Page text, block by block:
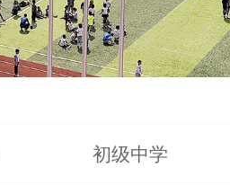
初级中学